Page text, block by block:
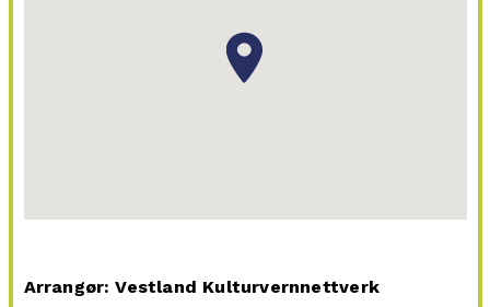
Arrangør: Vestland Kulturvernnettverk